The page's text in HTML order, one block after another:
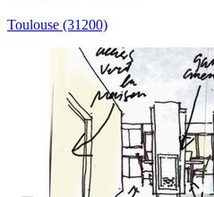
Toulouse (31200)